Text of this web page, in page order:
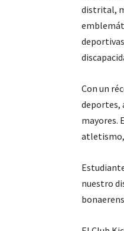
distrital,
Con un
deportes,
mayores.
nuestro